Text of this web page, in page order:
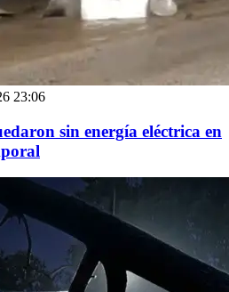
23:06
sin energía eléctrica en